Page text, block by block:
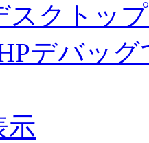
スクトッ
デバッ
示